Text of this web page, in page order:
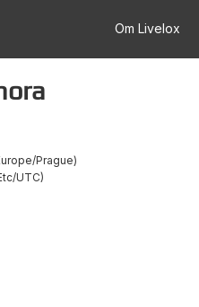
Om Livelox
Prague
UTC